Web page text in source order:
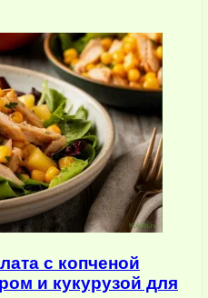
с копченой
и кукурузой для